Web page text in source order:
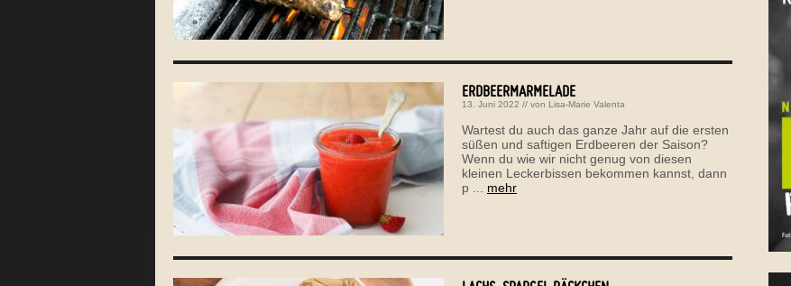
ERDBEERMARMELADE
13. Juni 2022 // von Lisa-Marie Valenta
Wartest du auch das ganze Jahr auf die ersten
süßen und saftigen Erdbeeren der Saison?
Wenn du wie wir nicht genug von diesen
kleinen Leckerbissen bekommen kannst, dann
p ... mehr